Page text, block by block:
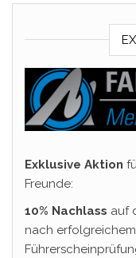
Exklusive Aktion
Freunde:
10% Nachlass auf
nach